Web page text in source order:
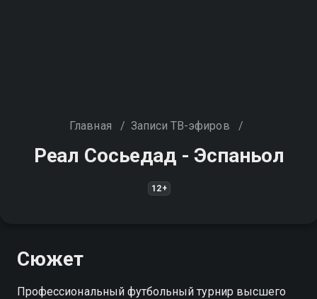
Главная / Записи ТВ-эфиров /
Реал Сосьедад - Эспаньол
12+
Сюжет
Профессиональный футбольный турнир высшего